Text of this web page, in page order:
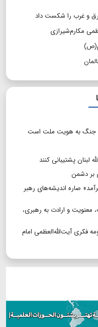
و غرب را شکست داد
مکارم‌شیرازی
جنگ به هویت ملت است
لبنان پشتیبانی کنند
بر دشمن
صاره اندیشه‌های رهبر
معنویت و ارادت به رهبری،
فکری آیت‌الله‌العظمی امام